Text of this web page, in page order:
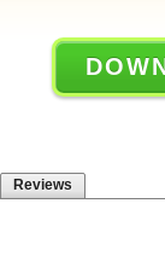
Reviews